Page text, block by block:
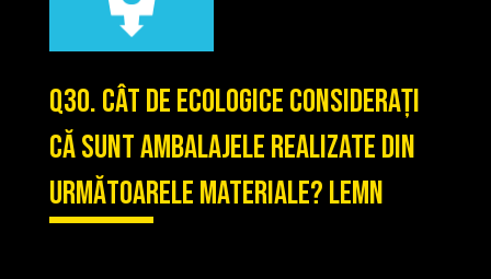
Q30. Cât de ecologice considerați
că sunt ambalajele realizate din
următoarele materiale? Lemn